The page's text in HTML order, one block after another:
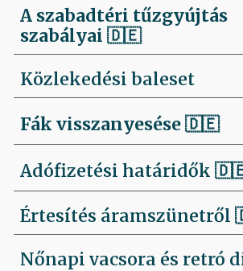
A szabadtéri tűzgyújtás
szabályai🇩🇪
Közlekedési baleset
Fák visszanyesése🇩🇪
Adófizetési határidők
Értesítés
Nőnapi vacsora és retró